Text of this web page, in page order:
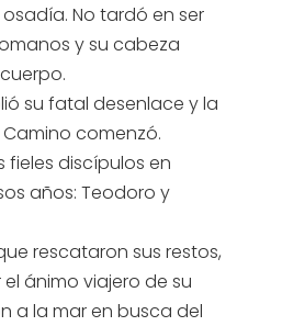
No tardó en ser
y su cabeza
su fatal desenlace y la
comenzó.
discípulos en
años: Teodoro y
rescataron sus restos,
ánimo viajero de su
a la mar en busca del